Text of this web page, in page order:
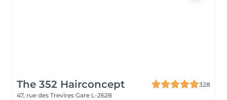
The 352 Hairconcept
328
47, rue des Trevires Gare L-2628